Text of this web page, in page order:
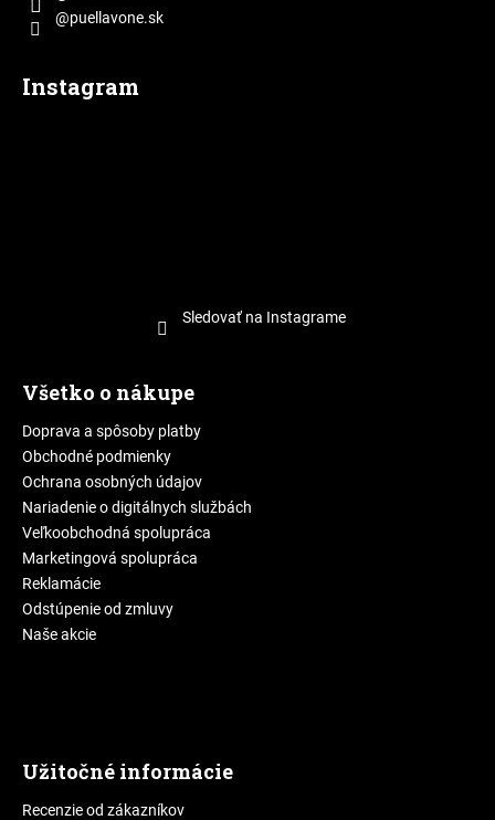
@puellavone.sk
Instagram
Sledovať na Instagrame
Všetko o nákupe
Doprava a spôsoby platby
Obchodné podmienky
Ochrana osobných údajov
Nariadenie o digitálnych službách
Veľkoobchodná spolupráca
Marketingová spolupráca
Reklamácie
Odstúpenie od zmluvy
Naše akcie
Užitočné informácie
Recenzie od zákazníkov